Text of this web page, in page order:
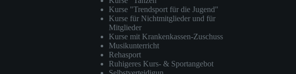
Kurse "Trendsport für die Jugend"
Kurse für Nichtmitglieder und für
Mitglieder
Kurse mit Krankenkassen-Zuschuss
Musikunterricht
Rehasport
Ruhigeres Kurs- & Sportangebot